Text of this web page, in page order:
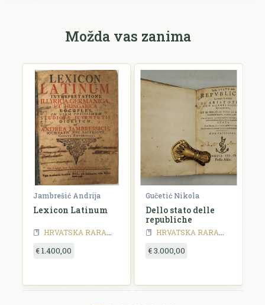
Možda vas zanima
RARA - 19 stoljeće
Jambrešić Andrija
Lexicon Latinum
HRVATSKA RARA HRVATSKA RARA - 18 stoljeće
€ 1.400,00
Gučetić Nikola
Dello stato delle
republiche
HRVATSKA RARA HRVATSKA
€ 3.000,00